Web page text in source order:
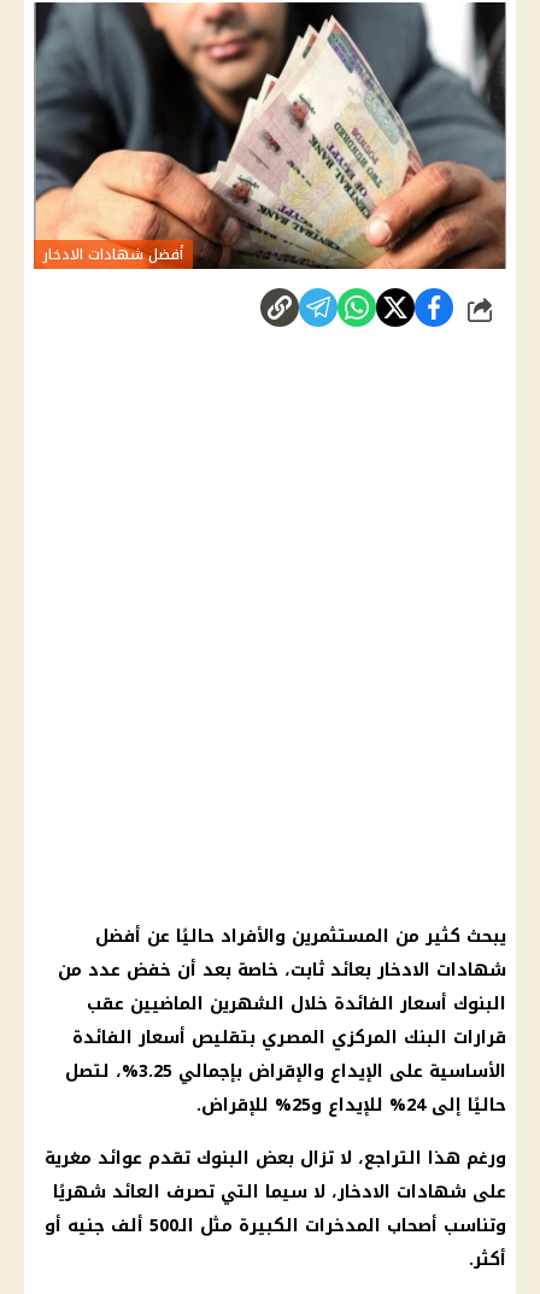
أفضل شهادات الادخار
شارك
يبحث كثير من المستثمرين والأفراد حاليًا عن أفضل
شهادات الادخار بعائد ثابت، خاصة بعد أن خفض عدد من
البنوك أسعار الفائدة خلال الشهرين الماضيين عقب
قرارات البنك المركزي المصري بتقليص أسعار الفائدة
الأساسية على الإيداع والإقراض بإجمالي 3.25%، لتصل
حاليًا إلى 24% للإيداع و25% للإقراض.
ورغم هذا التراجع، لا تزال بعض البنوك تقدم عوائد مغرية
على شهادات الادخار، لا سيما التي تصرف العائد شهريًا
وتناسب أصحاب المدخرات الكبيرة مثل الـ500 ألف جنيه أو
أكثر.